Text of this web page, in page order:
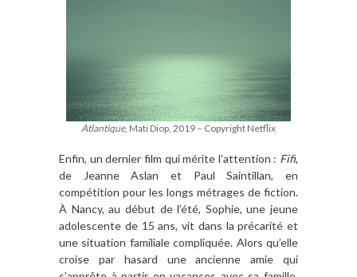
Atlantique, Mati Diop, 2019 – Copyright Netflix
Enfin, un dernier film qui mérite l’attention : Fifi,
de Jeanne Aslan et Paul Saintillan, en
compétition pour les longs métrages de fiction.
À Nancy, au début de l’été, Sophie, une jeune
adolescente de 15 ans, vit dans la précarité et
une situation familiale compliquée. Alors qu’elle
croise par hasard une ancienne amie qui